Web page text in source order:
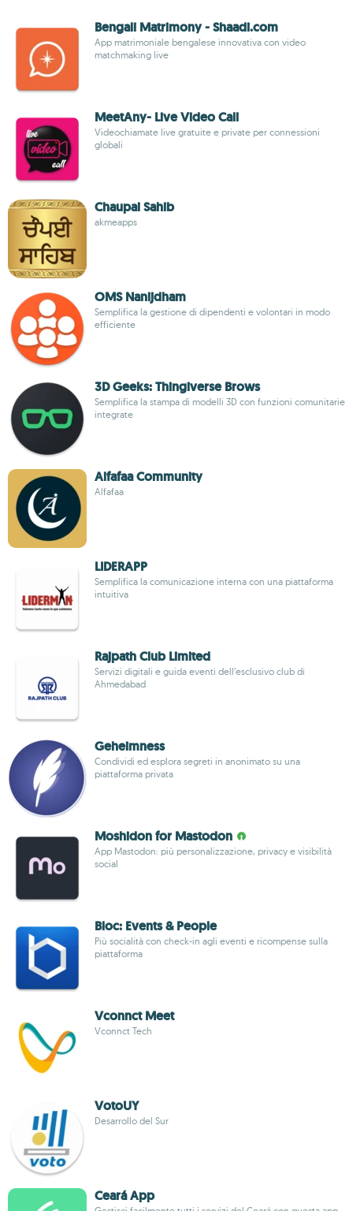
Bengali Matrimony - Shaadi.com
App matrimoniale bengalese innovativa con video
matchmaking live
MeetAny- Live Video Call
Videochiamate live gratuite e private per connessioni
globali
Chaupai Sahib
akmeapps
OMS Nanijdham
Semplifica la gestione di dipendenti e volontari in modo
efficiente
3D Geeks: Thingiverse Brows
Semplifica la stampa di modelli 3D con funzioni comunitarie
integrate
Alfafaa Community
Alfafaa
LIDERAPP
Semplifica la comunicazione interna con una piattaforma
intuitiva
Rajpath Club Limited
Servizi digitali e guida eventi dell’esclusivo club di
Ahmedabad
Geheimness
Condividi ed esplora segreti in anonimato su una
piattaforma privata
Moshidon for Mastodon
App Mastodon: più personalizzazione, privacy e visibilità
social
Bloc: Events & People
Più socialità con check-in agli eventi e ricompense sulla
piattaforma
Vconnct Meet
Vconnct Tech
VotoUY
Desarrollo del Sur
Ceará App